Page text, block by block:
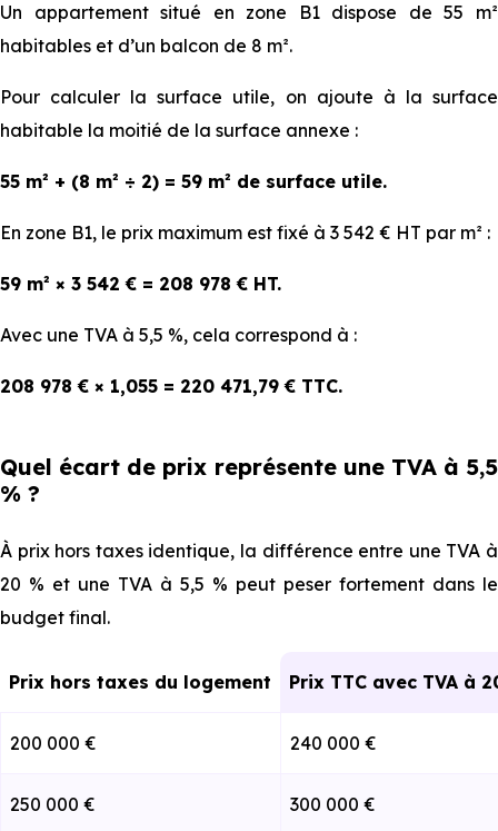
Un appartement situé en zone B1 dispose de 55 m²
habitables et d’un balcon de 8 m².
Pour calculer la surface utile, on ajoute à la surface
habitable la moitié de la surface annexe :
55 m² + (8 m² ÷ 2) = 59 m² de surface utile.
En zone B1, le prix maximum est fixé à 3 542 € HT par m² :
59 m² × 3 542 € = 208 978 € HT.
Avec une TVA à 5,5 %, cela correspond à :
208 978 € × 1,055 = 220 471,79 € TTC.
Quel écart de prix représente une TVA à 5,5
% ?
À prix hors taxes identique, la différence entre une TVA à
20 % et une TVA à 5,5 % peut peser fortement dans le
budget final.
Prix hors taxes du logement Prix TTC avec TVA à
200 000 € 240 000 €
250 000 € 300 000 €